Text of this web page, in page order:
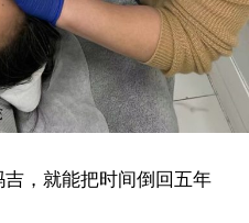
，就能把时间倒回五年